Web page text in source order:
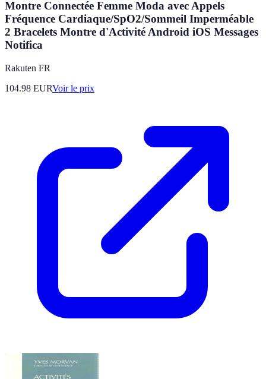
Montre Connectée Femme Moda avec Appels
Fréquence Cardiaque/SpO2/Sommeil Imperméable
2 Bracelets Montre d'Activité Android iOS Messages
Notifica
Rakuten FR
104.98 EURVoir le prix